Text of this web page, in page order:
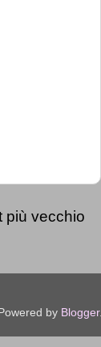
più vecchio
Powered by Blogger.